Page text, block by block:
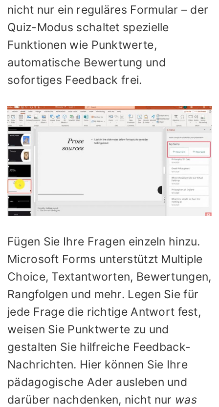
nicht nur ein reguläres Formular – der
Quiz-Modus schaltet spezielle
Funktionen wie Punktwerte,
automatische Bewertung und
sofortiges Feedback frei.
Fügen Sie Ihre Fragen einzeln hinzu.
Microsoft Forms unterstützt Multiple
Choice, Textantworten, Bewertungen,
Rangfolgen und mehr. Legen Sie für
jede Frage die richtige Antwort fest,
weisen Sie Punktwerte zu und
gestalten Sie hilfreiche Feedback-
Nachrichten. Hier können Sie Ihre
pädagogische Ader ausleben und
darüber nachdenken, nicht nur was